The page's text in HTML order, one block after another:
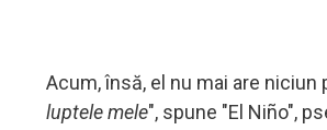
Acum, însă, el nu mai are niciun
luptele mele", spune "El Niño",